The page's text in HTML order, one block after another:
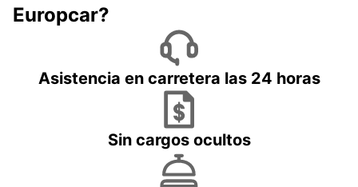
Europcar?
Asistencia en carretera las 24 horas
Sin cargos ocultos